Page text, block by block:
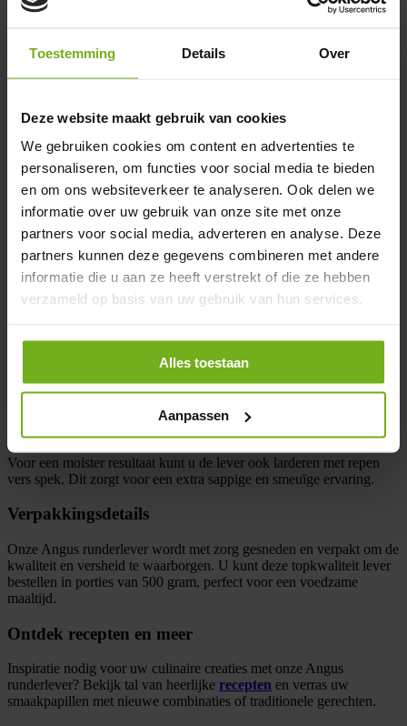
Toestemming Details Over
Deze website maakt gebruik van cookies
We gebruiken cookies om content en advertenties te
personaliseren, om functies voor social media te bieden
en om ons websiteverkeer te analyseren. Ook delen we
informatie over uw gebruik van onze site met onze
partners voor social media, adverteren en analyse. Deze
partners kunnen deze gegevens combineren met andere
informatie die u aan ze heeft verstrekt of die ze hebben
verzameld op basis van uw gebruik van hun services.
Alles toestaan
Aanpassen
tegen bloedarmoede, maar het bevat ook essentiële voedingsstoffen
energiek en vitaal leven.
Vers van boerderij naar uw keuken
Met ons diepe respect voor dierenwelzijn en milieu staan we garant
tussenkomst van preventieve medicijnen of groeibevorderaars
geproduceerd. Wat op uw bord komt, is zuiver en natuurlijk vlees,
rijk aan smaak en vrij van kunstmatige toevoegingen.
Bereidingswijze voor perfecte Angus runderlever
De delicate textuur van lever vereist een zorgvuldige
bereidingswijze. Voor een optimaal resultaat adviseren wij het
volgende:
Bak de leverplakjes 2 tot 3 minuten aan elke kant. Vermijd te
lang bakken om uitdroging te voorkomen.
Voeg op smaak kruiden en specerijen toe zoals rozemarijn of
Voor een moister resultaat kunt u de lever ook larderen met repen
vers spek. Dit zorgt voor een extra sappige en smeuïge ervaring.
Verpakkingsdetails
Onze Angus runderlever wordt met zorg gesneden en verpakt om de
kwaliteit en versheid te waarborgen. U kunt deze topkwaliteit lever
bestellen in porties van 500 gram, perfect voor een voedzame
maaltijd.
Ontdek recepten en meer
Inspiratie nodig voor uw culinaire creaties met onze Angus
runderlever? Bekijk tal van heerlijke recepten en verras uw
smaakpapillen met nieuwe combinaties of traditionele gerechten.